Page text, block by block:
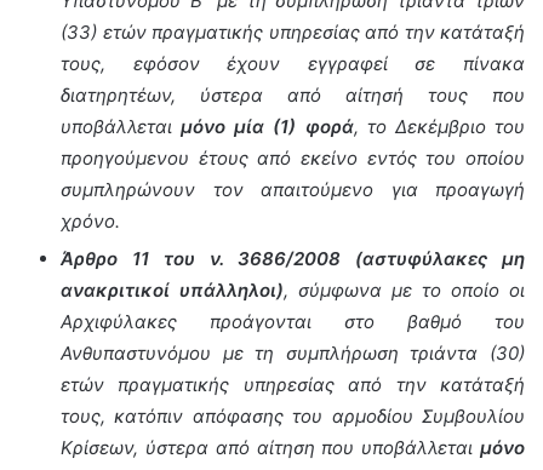
(33) ετών πραγματικής υπηρεσίας από την κατάταξή
τους, εφόσον έχουν εγγραφεί σε πίνακα
διατηρητέων, ύστερα από αίτησή τους που
υποβάλλεταιμόνο μία (1) φορά, το Δεκέμβριο του
προηγούμενου έτους από εκείνο εντός του οποίου
συμπληρώνουν τον απαιτούμενο για προαγωγή
χρόνο.
Άρθρο 11 του ν. 3686/2008 (αστυφύλακες μη
ανακριτικοί υπάλληλοι), σύμφωνα με το οποίο οι
Αρχιφύλακες προάγονται στο βαθμό του
Ανθυπαστυνόμου με τη συμπλήρωση τριάντα (30)
ετών πραγματικής υπηρεσίας από την κατάταξή
τους, κατόπιν απόφασης του αρμοδίου Συμβουλίου
Κρίσεων, ύστερα από αίτηση που υποβάλλεται μόνο